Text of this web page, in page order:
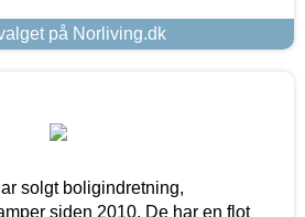
på Norliving.dk
solgt boligindretning,
siden 2010. De har en flot